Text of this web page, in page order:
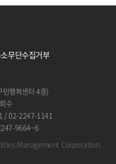
무단수집거부
행복센터 4층)
박희수
/ 02-2247-1141
9664~6
Management Corporation.